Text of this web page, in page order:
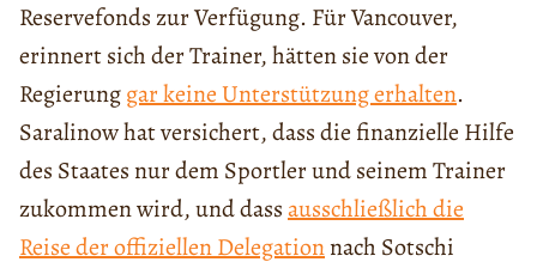
Reservefonds zur Verfügung. Für Vancouver,
erinnert sich der Trainer, hätten sie von der
Regierunggar keine Unterstützung erhalten.
Saralinow hat versichert, dass die finanzielle Hilfe
des Staates nur dem Sportler und seinem Trainer
zukommen wird, und dassausschließlich die
Reise der offiziellen Delegationnach Sotschi